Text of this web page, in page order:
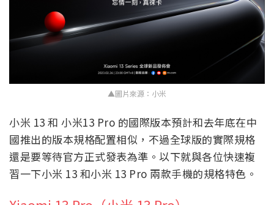
▲圖片來源：小米
小米 13 和 小米13 Pro 的國際版本預計和去年底在中
國推出的版本規格配置相似，不過全球版的實際規格
還是要等待官方正式發表為準。以下就與各位快速複
習一下小米 13 和小米 13 Pro 兩款手機的規格特色。